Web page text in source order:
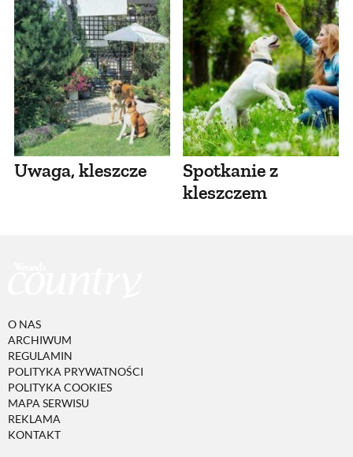
Uwaga, kleszcze
Spotkanie z
kleszczem
O NAS
ARCHIWUM
REGULAMIN
POLITYKA PRYWATNOŚCI
POLITYKA COOKIES
MAPA SERWISU
REKLAMA
KONTAKT